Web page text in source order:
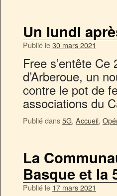
Un lundi
Publié le30 mars 2021
Free s’entête
d’Arberoue, un
contre le pot de
associations du
Publié dans5G, Accueil,
La
Basque et la
Publié le 17 mars 2021